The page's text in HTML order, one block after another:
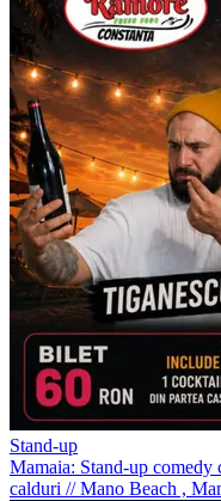
Stand-up
Mamaia: Stand-up comedy
calduri //Mano Beach ,